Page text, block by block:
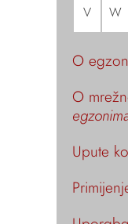
V W
O
O
Upute